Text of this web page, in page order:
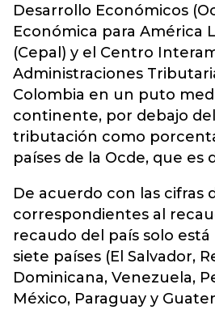
Desarrollo Económicos
Económica para América
(Cepal) y el Centro
Administraciones
Colombia en un puto
continente, por debajo
tributación como
países de la Ocde, que es
De acuerdo con las cifras
correspondientes al
recaudo del país solo
siete países (El Salvador,
Dominicana, Venezuela,
México, Paraguay y